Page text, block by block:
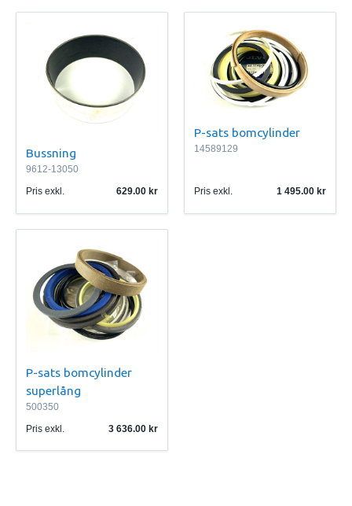
Bussning
9612-13050
Pris exkl.
629.00
P-sats bomcylinder
14589129
Pris exkl. 1 495.00
P-sats bomcylinder
superlång
500350
Pris exkl.
3 636.00